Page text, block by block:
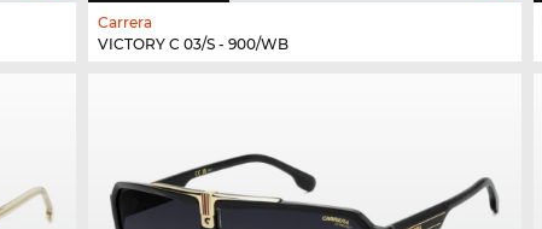
Carrera
VICTORY C 03/S - 900/WB